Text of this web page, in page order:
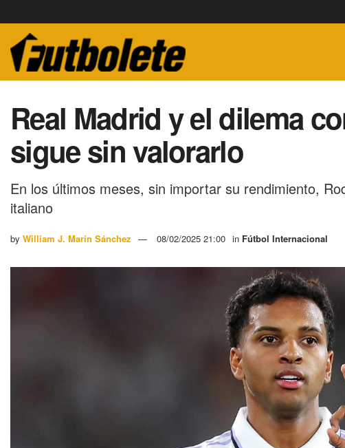
Real Madrid y el dilema
sigue sin valorarlo
En los últimos meses, sin importar su rendimiento,
italiano
by William J. Marín Sánchez 08/02/2025 21:00 in Fútbol Internacional